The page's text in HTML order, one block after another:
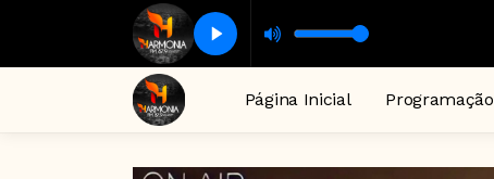
Página Inicial Programação